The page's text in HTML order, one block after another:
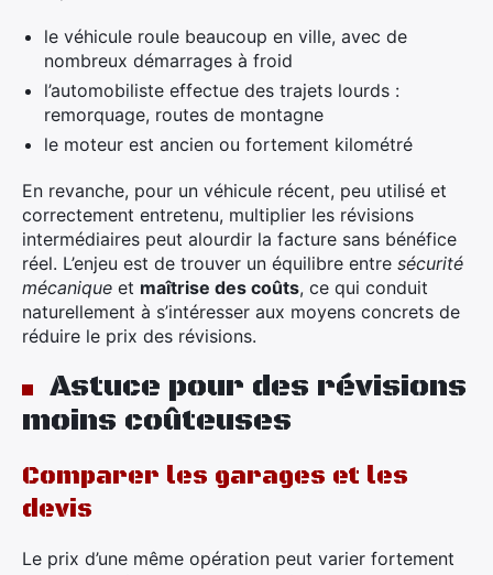
le véhicule roule beaucoup en ville, avec de
nombreux démarrages à froid
l’automobiliste effectue des trajets lourds :
remorquage, routes de montagne
le moteur est ancien ou fortement kilométré
En revanche, pour un véhicule récent, peu utilisé et
correctement entretenu, multiplier les révisions
intermédiaires peut alourdir la facture sans bénéfice
réel. L’enjeu est de trouver un équilibre entre sécurité
mécanique et maîtrise des coûts, ce qui conduit
naturellement à s’intéresser aux moyens concrets de
réduire le prix des révisions.
Astuce pour des révisions
moins coûteuses
Comparer les garages et les
devis
Le prix d’une même opération peut varier fortement